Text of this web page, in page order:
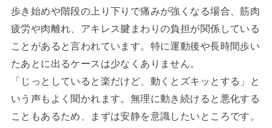
歩き始めや階段の上り下りで痛みが強くなる場合、筋肉
疲労や肉離れ、アキレス腱まわりの負担が関係している
ことがあると言われています。特に運動後や長時間歩い
たあとに出るケースは少なくありません。
「じっとしていると楽だけど、動くとズキッとする」と
いう声もよく聞かれます。無理に動き続けると悪化する
こともあるため、まずは安静を意識したいところです。